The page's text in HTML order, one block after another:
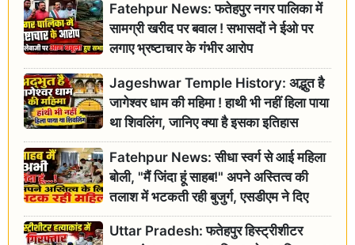
Fatehpur News: फतेहपुर नगर पालिका में
सामग्री खरीद पर बवाल ! सभासदों ने ईओ पर
लगाए भ्रष्टाचार के गंभीर आरोप
Jageshwar Temple History: अद्भुत है
जागेश्वर धाम की महिमा ! हाथी भी नहीं हिला पाया
था शिवलिंग, जानिए क्या है इसका इतिहास
Fatehpur News: सीधा स्वर्ग से आई महिला
बोली, "मैं जिंदा हूं साहब!" अपने अस्तित्व की
तलाश में भटकती रही बुजुर्ग, एसडीएम ने दिए
जांच के आदेश
Uttar Pradesh: फतेहपुर हिस्ट्रीशीटर